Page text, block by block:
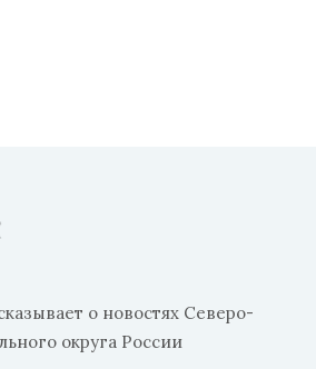
о новостях Северо-
округа России